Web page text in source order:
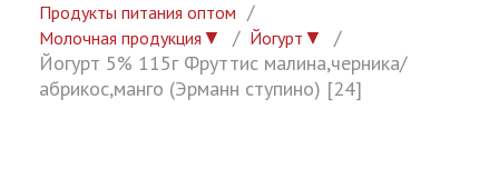
Продукты питания оптом
Молочная продукция ▼ Йогурт ▼
Йогурт 5% 115г Фруттис малина,черника/
абрикос,манго (Эрманн ступино) [24]